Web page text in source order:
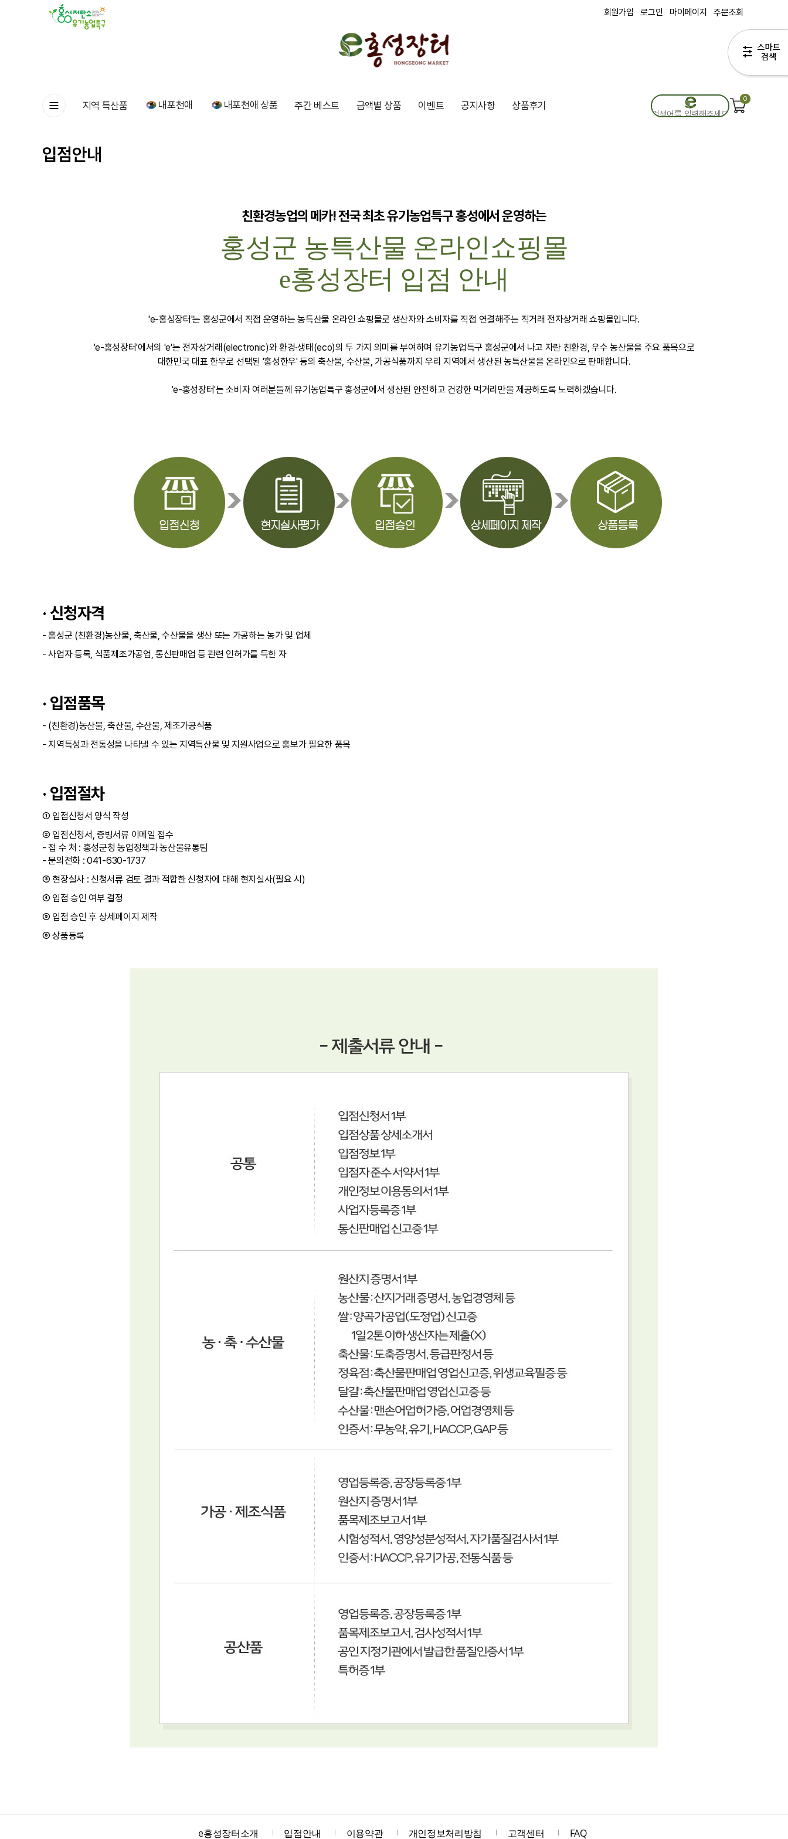
회원가입 로그인 마이페이지 주문조회
지역 특산품 내포천애 내포천애 상품 주간 베스트 금액별 상품 이벤트 공지사항 상품후기
0
입점안내
친환경농업의 메카! 전국 최초 유기농업특구 홍성에서 운영하는
홍성군 농특산물 온라인쇼핑몰
e홍성장터 입점 안내
'e-홍성장터'는 홍성군에서 직접 운영하는 농특산물 온라인 쇼핑몰로 생산자와 소비자를 직접 연결해주는 직거래 전자상거래 쇼핑몰입니다.
'e-홍성장터'에서의 'e'는 전자상거래(electronic)와 환경·생태(eco)의 두 가지 의미를 부여하며 유기농업특구 홍성군에서 나고 자란 친환경, 우수 농산물을 주요 품목으로
대한민국 대표 한우로 선택된 '홍성한우' 등의 축산물, 수산물, 가공식품까지 우리 지역에서 생산된 농특산물을 온라인으로 판매합니다.
'e-홍성장터'는 소비자 여러분들께 유기농업특구 홍성군에서 생산된 안전하고 건강한 먹거리만을 제공하도록 노력하겠습니다.
· 신청자격
- 홍성군 (친환경)농산물, 축산물, 수산물을 생산 또는 가공하는 농가 및 업체
- 사업자 등록, 식품제조가공업, 통신판매업 등 관련 인허가를 득한 자
· 입점품목
- (친환경)농산물, 축산물, 수산물, 제조가공식품
- 지역특성과 전통성을 나타낼 수 있는 지역특산물 및 지원사업으로 홍보가 필요한 품목
· 입점절차
① 입점신청서 양식 작성
② 입점신청서, 증빙서류 이메일 접수
- 접 수 처 : 홍성군청 농업정책과 농산물유통팀
- 문의전화 : 041-630-1737
③ 현장실사 : 신청서류 검토 결과 적합한 신청자에 대해 현지실사(필요 시)
④ 입점 승인 여부 결정
⑤ 입점 승인 후 상세페이지 제작
⑥ 상품등록
e홍성장터소개 입점안내 이용약관 개인정보처리방침 고객센터 FAQ